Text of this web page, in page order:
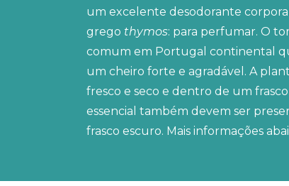
um excelente desodorante
grego thymos: para perfumar. O
comum em Portugal continental
um cheiro forte e agradável. A
fresco e seco e dentro de um
essencial também devem ser
frasco escuro. Mais informações